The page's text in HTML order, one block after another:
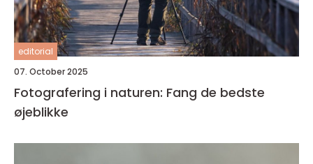
editorial
07. October 2025
Fotografering i naturen: Fang de bedste
øjeblikke